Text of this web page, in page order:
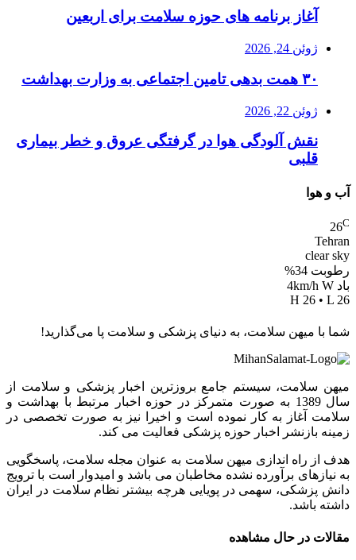
آغاز برنامه های حوزه سلامت برای اربعین
ژوئن 24, 2026
۳۰ همت بدهی تامین اجتماعی به وزارت بهداشت
ژوئن 22, 2026
نقش آلودگی هوا در گرفتگی عروق و خطر بیماری
قلبی
آب و هوا
26C
Tehran
clear sky
رطوبت 34%
باد 4km/h W
H 26 • L 26
شما با میهن سلامت، به دنیای پزشکی و سلامت پا می‌گذارید!
میهن سلامت، سیستم جامع بروزترین اخبار پزشکی و سلامت از
سال 1389 به صورت متمرکز در حوزه اخبار مرتبط با بهداشت و
سلامت آغاز به کار نموده است و اخیرا نیز به صورت تخصصی در
زمینه بازنشر اخبار حوزه پزشکی فعالیت می کند.
هدف از راه اندازی میهن سلامت به عنوان مجله سلامت، پاسخگویی
به نیازهای برآورده نشده مخاطبان می باشد و امیدوار است با ترویج
دانش پزشکی، سهمی در پویایی هرچه بیشتر نظام سلامت در ایران
داشته باشد.
مقالات در حال مشاهده